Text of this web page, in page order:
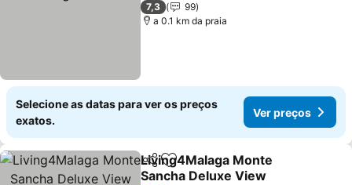
7,3
99
a 0.1 km da praia
Selecione as datas para ver os preços
exatos.
Ver preços
PartilharAdicionar aos favoritos
Living4Malaga Monte
Sancha Deluxe View